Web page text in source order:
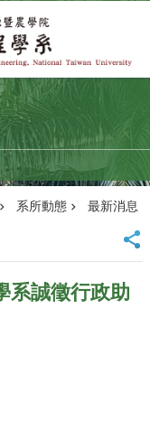
系所動態 最新消息
系誠徵行政助